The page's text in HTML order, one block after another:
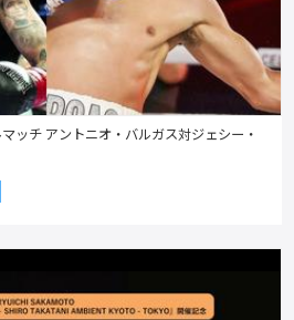
ッチ アントニオ・バルガス対ジェシー・